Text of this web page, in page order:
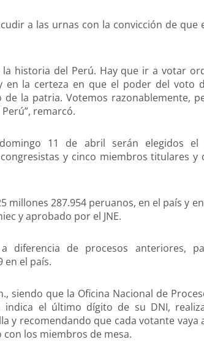
a las urnas con la convicción de que
historia del Perú. Hay que ir a votar
la certeza en que el poder del voto
la patria. Votemos razonablemente,
remarcó.
11 de abril serán elegidos el
y cinco miembros titulares y
millones 287.954 peruanos, en el país y
y aprobado por el JNE.
diferencia de procesos anteriores,
en el país.
siendo que la Oficina Nacional de
indica el último dígito de su DNI,
y recomendando que cada votante vaya
los miembros de mesa.